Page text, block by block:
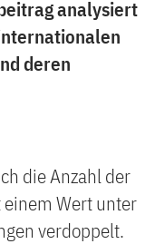
analysiert
deren
die Anzahl der
Wert unter
verdoppelt.